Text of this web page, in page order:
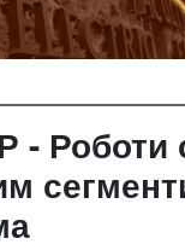
- Роботи